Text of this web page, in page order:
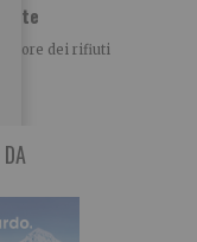
dei rifiuti